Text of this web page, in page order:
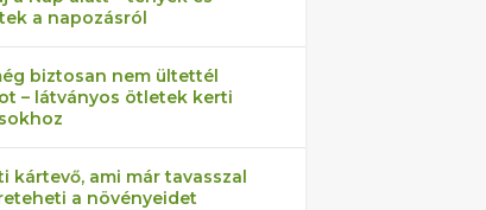
a napozásról
biztosan nem ültettél
– látványos ötletek kerti
kártevő, ami már tavasszal
a növényeidet